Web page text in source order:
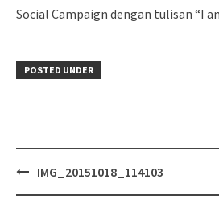
Social Campaign dengan tulisan “I
POSTED UNDER
PostIMG_20151018_114103